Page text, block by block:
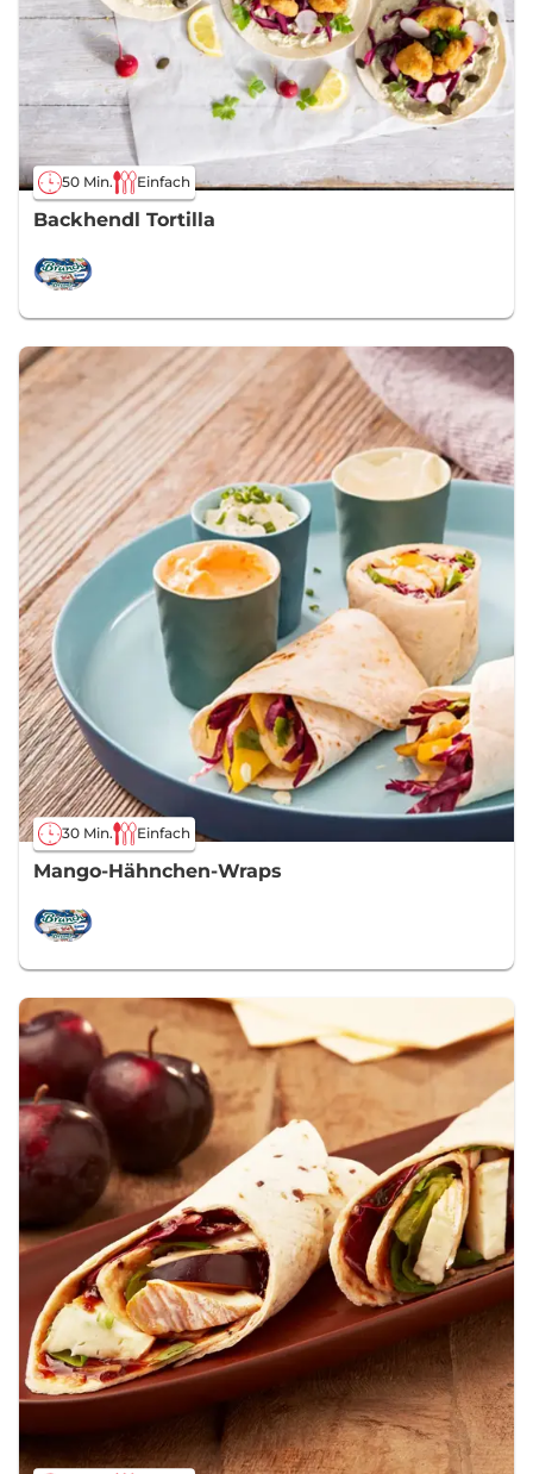
50 Min. Einfach
Backhendl Tortilla
30 Min. Einfach
Mango-Hähnchen-Wraps